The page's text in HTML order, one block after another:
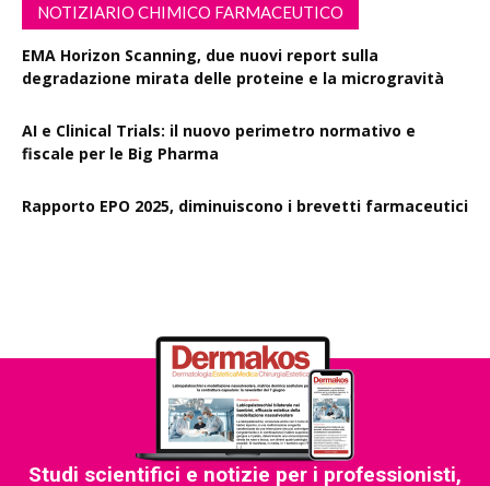
NOTIZIARIO CHIMICO FARMACEUTICO
EMA Horizon Scanning, due nuovi report sulla
degradazione mirata delle proteine e la microgravità
AI e Clinical Trials: il nuovo perimetro normativo e
fiscale per le Big Pharma
Rapporto EPO 2025, diminuiscono i brevetti farmaceutici
Studi scientifici e notizie per i professionisti,